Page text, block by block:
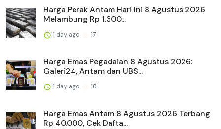
Harga Perak Antam Hari Ini 8 Agustus 2026
Melambung Rp 1.300...
1 day ago 17
Harga Emas Pegadaian 8 Agustus 2026:
Galeri24, Antam dan UBS...
1 day ago 18
Harga Emas Antam 8 Agustus 2026 Terbang
Rp 40.000, Cek Dafta...